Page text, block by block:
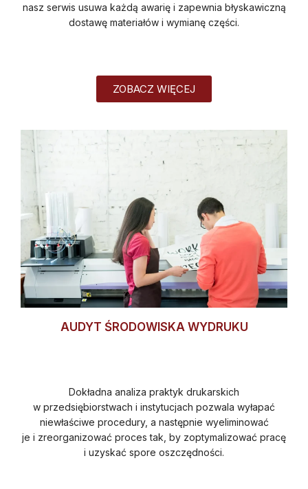
nasz serwis usuwa każdą awarię i zapewnia błyskawiczną
dostawę materiałów i wymianę części.
ZOBACZ WIĘCEJ
AUDYT ŚRODOWISKA WYDRUKU
Dokładna analiza praktyk drukarskich
w przedsiębiorstwach i instytucjach pozwala wyłapać
niewłaściwe procedury, a następnie wyeliminować
je i zreorganizować proces tak, by zoptymalizować pracę
i uzyskać spore oszczędności.